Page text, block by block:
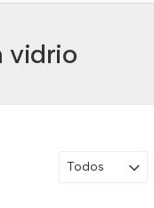
vidrio
Todos